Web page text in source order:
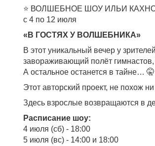
⭐️ ВОЛШЕБНОЕ ШОУ ИЛЬИ
с 4 по 12 июля
«В ГОСТЯХ У ВОЛШЕБНИКА»
В этот уникальный вечер у
завораживающий полёт
А остальное останется в тайне… 🤫
Этот авторский проект, не похож
Здесь взрослые возвращаются в
Расписание шоу:
4 июля (сб) - 18:00
5 июля (вс) - 14:00 и 18:00